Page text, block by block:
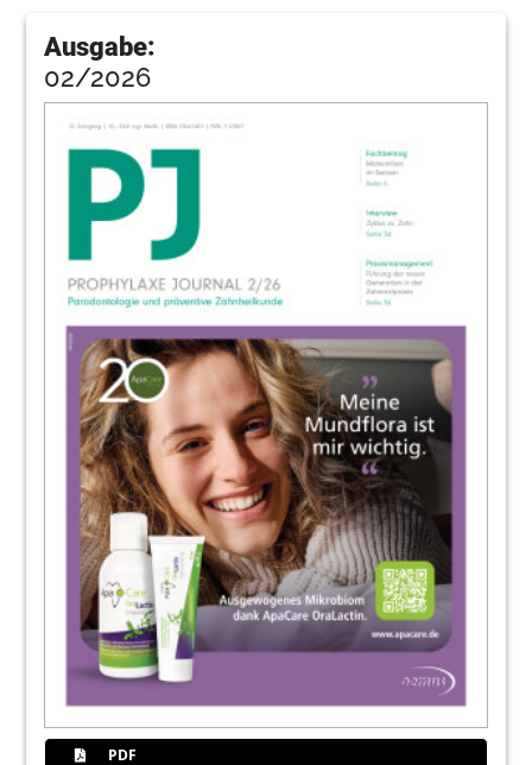
42 Interview: „Meinen Patienten die Wahl zu
lassen, ist toll!“
Katja Mannteufel mit Renate Kuijs
Interview: „Eine signifikante Verbesserung
der parodontalen Situation“
Katja Mannteufel im Gespräch Dr. Matthias Lotz
Ivoclar Vivadent GmbH
Interview: „Unser Ziel ist es, eine
einzigartige und effektive Mundpflege zu
bieten“
Stefan Thieme im Gespräch mit Torsten Crull
„Der Chip wird genau dort appliziert, wo er
seine Wirkung entfalten soll“
Dr. Christian Ehrensberger
Acteon Germany GmbH
Deutscher Präventionskongress feiert in
Nadja Reichert
Ausgabe:
02/2026
PDF